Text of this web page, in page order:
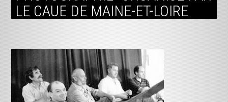
LE CAUE DE MAINE-ET-LOIRE